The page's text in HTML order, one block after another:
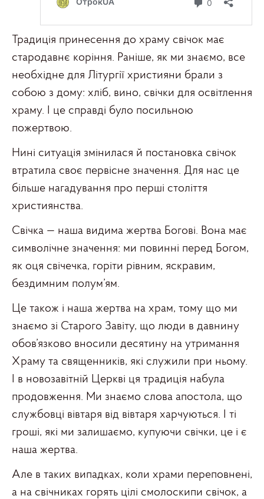
Традиція принесення до храму свічок має
стародавнє коріння. Раніше, як ми знаємо, все
необхідне для Літургії християни брали з
собою з дому: хліб, вино, свічки для освітлення
храму. І це справді було посильною
пожертвою.
Нині ситуація змінилася й постановка свічок
втратила своє первісне значення. Для нас це
більше нагадування про перші століття
християнства.
Свічка — наша видима жертва Богові. Вона має
символічне значення: ми повинні перед Богом,
як оця свічечка, горіти рівним, яскравим,
бездимним полум’ям.
Це також і наша жертва на храм, тому що ми
знаємо зі Старого Завіту, що люди в давнину
обов’язково вносили десятину на утримання
Храму та священників, які служили при ньому.
І в новозавітній Церкві ця традиція набула
продовження. Ми знаємо слова апостола, що
службовці вівтаря від вівтаря харчуються. І ті
гроші, які ми залишаємо, купуючи свічки, це і є
наша жертва.
Але в таких випадках, коли храми переповнені,
а на свічниках горять цілі смолоскипи свічок, а